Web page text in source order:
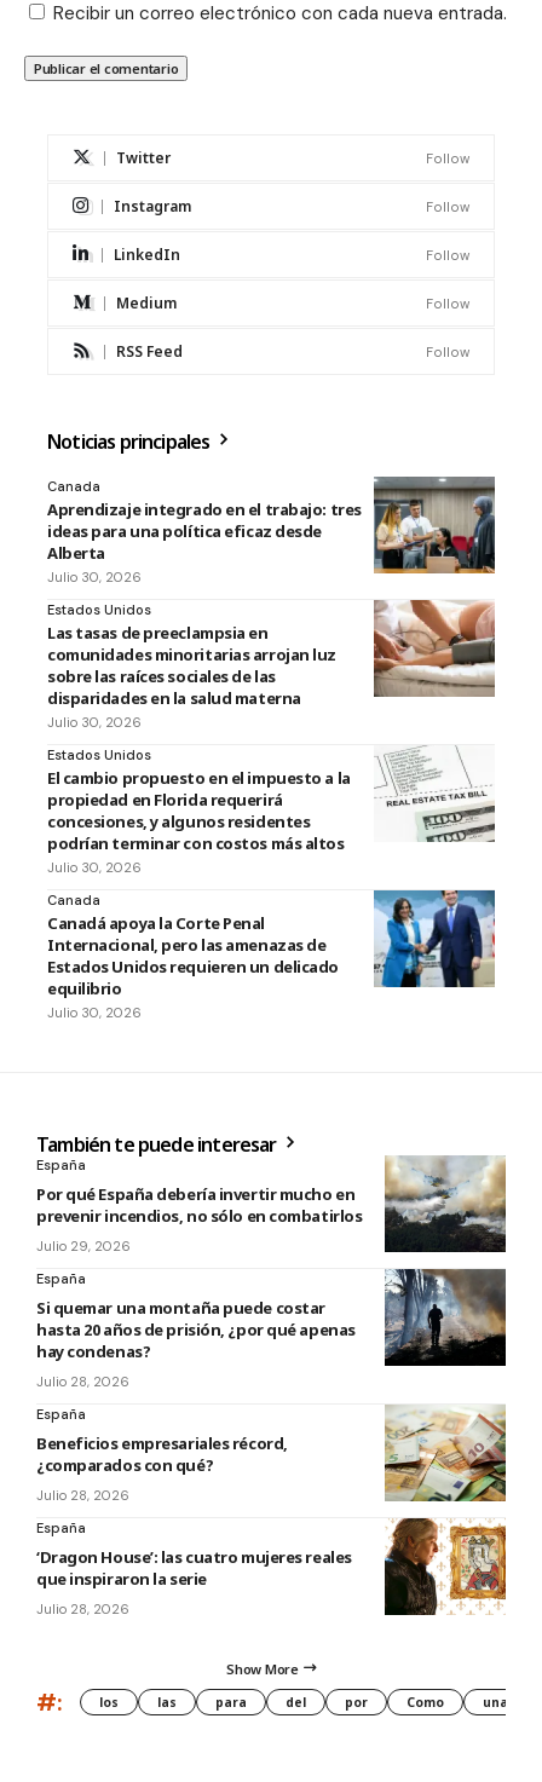
Recibir un correo electrónico con cada nueva entrada.
Twitter Follow
Instagram Follow
LinkedIn Follow
Medium Follow
RSS Feed Follow
Noticias principales
Canada
Aprendizaje integrado en el trabajo: tres
ideas para una política eficaz desde
Alberta
Julio 30, 2026
Estados Unidos
Las tasas de preeclampsia en
comunidades minoritarias arrojan luz
sobre las raíces sociales de las
disparidades en la salud materna
Julio 30, 2026
Estados Unidos
El cambio propuesto en el impuesto a la
propiedad en Florida requerirá
concesiones, y algunos residentes
podrían terminar con costos más altos
Julio 30, 2026
Canada
Canadá apoya la Corte Penal
Internacional, pero las amenazas de
Estados Unidos requieren un delicado
equilibrio
Julio 30, 2026
También te puede interesar
España
Por qué España debería invertir mucho en
prevenir incendios, no sólo en combatirlos
Julio 29, 2026
España
Si quemar una montaña puede costar
hasta 20 años de prisión, ¿por qué apenas
hay condenas?
Julio 28, 2026
España
Beneficios empresariales récord,
¿comparados con qué?
Julio 28, 2026
España
‘Dragon House’: las cuatro mujeres reales
que inspiraron la serie
Julio 28, 2026
Show More
#: los las para del por Como una